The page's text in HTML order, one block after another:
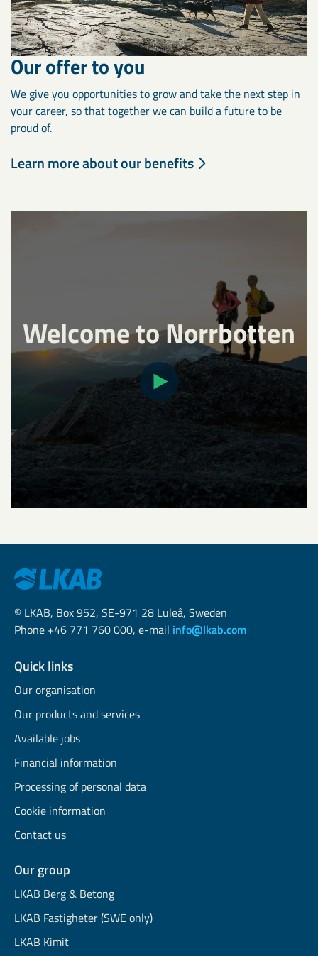
Our offer to you
We give you opportunities to grow and take the next step in
your career, so that together we can build a future to be
proud of.
Learn more about our benefits
Welcome to Norrbotten
© LKAB, Box 952, SE-971 28 Luleå, Sweden
Phone +46 771 760 000, e-mail info@lkab.com
Quick links
Our organisation
Our products and services
Available jobs
Financial information
Processing of personal data
Cookie information
Contact us
Our group
LKAB Berg & Betong
LKAB Fastigheter (SWE only)
LKAB Kimit